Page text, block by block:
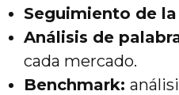
Seguimiento de
Análisis de
cada mercado.
Benchmark: